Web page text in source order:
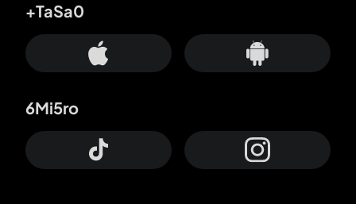
+TaSa0
6Mi5ro